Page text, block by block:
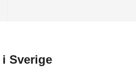
Sverige